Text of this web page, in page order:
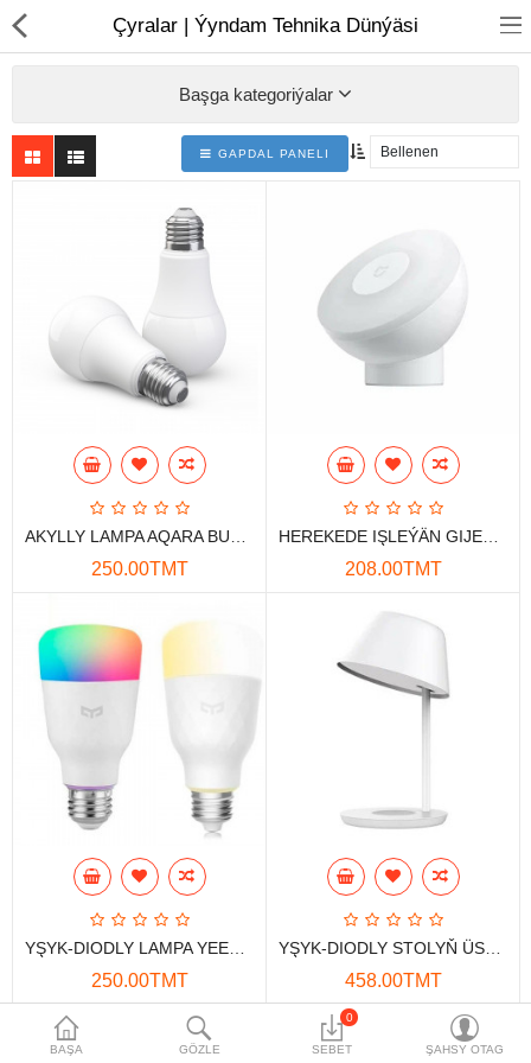
Kompýuter düzüjiler
Kompýuter aksesuarlary
Printerler
Maglumat toplaýjylar
Gorag we howpsuzlyk
Tor Enjamlary
Öý enjamlary
Telefon ulgamy
Akylly öý
Ykjam enjamlar
Proýektorlar
Gurallar
Oýun konsoly
BAŞA GÖZLE
0
SEBET ŞAHSY OTAG
Çyralar | Ýyndam Tehnika Dünýäsi
Başga kategoriýalar
GAPDAL PANELI
250.00TMT 208.00TMT
250.00TMT 458.00TMT
Görkezýär 1 den 4 çenli - jemi 4 (1 Sahypa)